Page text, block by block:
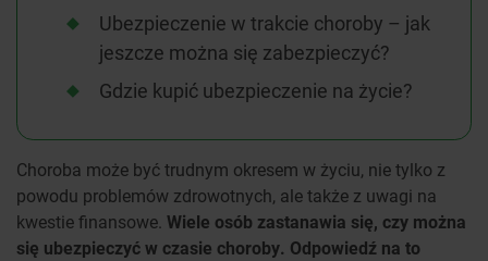
Ubezpieczenie w trakcie choroby – jak
jeszcze można się zabezpieczyć?
Gdzie kupić ubezpieczenie na życie?
Choroba może być trudnym okresem w życiu, nie tylko z
powodu problemów zdrowotnych, ale także z uwagi na
kwestie finansowe. Wiele osób zastanawia się, czy można
się ubezpieczyć w czasie choroby. Odpowiedź na to